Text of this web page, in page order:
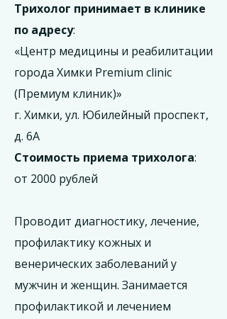
Трихолог принимает в клинике
по адресу:
«Центр медицины и реабилитации
города Химки Premium clinic
(Премиум клиник)»
г. Химки, ул. Юбилейный проспект,
д. 6А
Стоимость приема трихолога:
от 2000 рублей
Проводит диагностику, лечение,
профилактику кожных и
венерических заболеваний у
мужчин и женщин. Занимается
профилактикой и лечением